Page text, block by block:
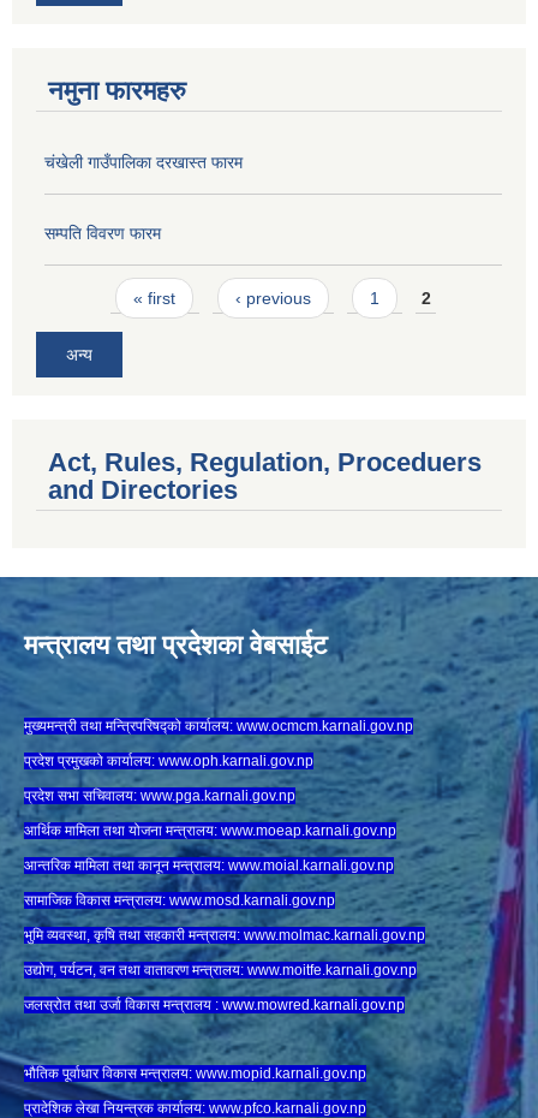
नमुना फारमहरु
चंखेली गाउँपालिका दरखास्त फारम
सम्पति विवरण फारम
Pages« first ‹ previous 1 2
अन्य
Act, Rules, Regulation, Proceduers
and Directories
मन्त्रालय तथा प्रदेशका वेबसाईट
मुख्यमन्त्री तथा मन्त्रिपरिषद्को कार्यालय: www.ocmcm.karnali.gov.np
प्रदेश प्रमुखको कार्यालय: www.oph.karnali.gov.np
प्रदेश सभा सचिवालय: www.pga.karnali.gov.np
आर्थिक मामिला तथा योजना मन्त्रालय: www.moeap.karnali.gov.np
आन्तरिक मामिला तथा कानून मन्त्रालय: www.moial.karnali.gov.np
सामाजिक विकास मन्त्रालय: www.mosd.karnali.gov.np
भुमि व्यवस्था, कृषि तथा सहकारी मन्त्रालय: www.molmac.karnali.gov.np
उद्योग, पर्यटन, वन तथा वातावरण मन्त्रालय: www.moitfe.karnali.gov.np
जलस्रोत तथा उर्जा विकास मन्त्रालय : www.mowred.karnali.gov.np
भौतिक पूर्वाधार विकास मन्त्रालय: www.mopid.karnali.gov.np
प्रादेशिक लेखा नियन्त्रक कार्यालय: www.pfco.karnali.gov.np